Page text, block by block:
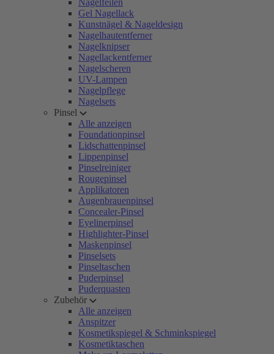
Nagelfeilen
Gel Nagellack
Kunstnägel & Nageldesign
Nagelhautentferner
Nagelknipser
Nagellackentferner
Nagelscheren
UV-Lampen
Nagelpflege
Nagelsets
Pinsel
Alle anzeigen
Foundationpinsel
Lidschattenpinsel
Lippenpinsel
Pinselreiniger
Rougepinsel
Applikatoren
Augenbrauenpinsel
Concealer-Pinsel
Eyelinerpinsel
Highlighter-Pinsel
Maskenpinsel
Pinselsets
Pinseltaschen
Puderpinsel
Puderquasten
Zubehör
Alle anzeigen
Anspitzer
Kosmetikspiegel & Schminkspiegel
Kosmetiktaschen